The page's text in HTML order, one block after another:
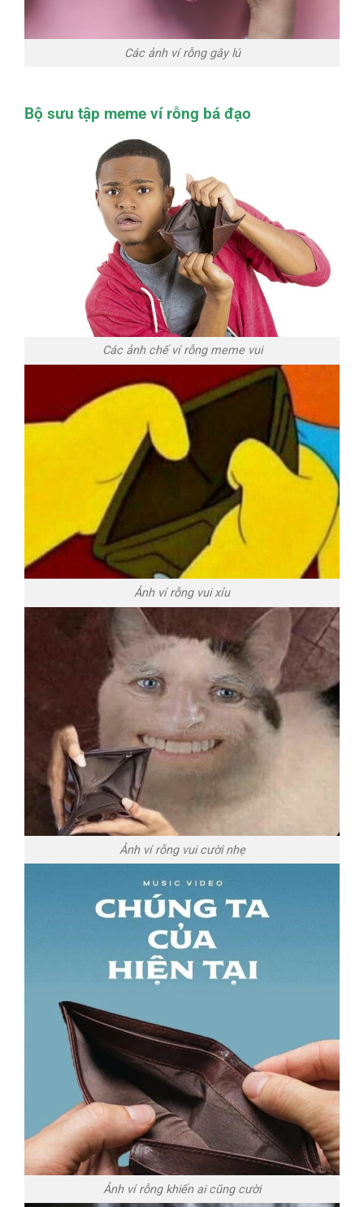
Các ảnh ví rỗng gây lú
Bộ sưu tập meme ví rỗng bá đạo
Các ảnh chế ví rỗng meme vui
Ảnh ví rỗng vui xỉu
Ảnh ví rỗng vui cười nhẹ
Ảnh ví rỗng khiến ai cũng cười